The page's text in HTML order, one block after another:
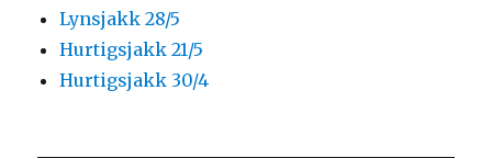
Lynsjakk 28/5
Hurtigsjakk 21/5
Hurtigsjakk 30/4